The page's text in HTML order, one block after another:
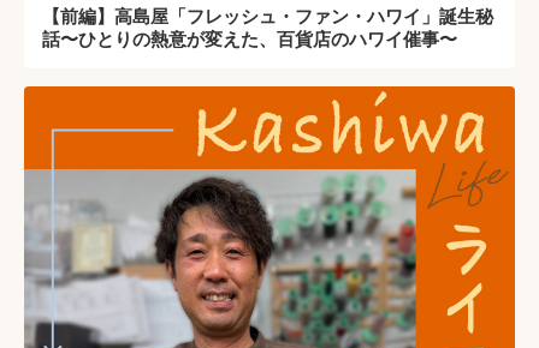
【前編】高島屋「フレッシュ・ファン・ハワイ」誕生秘
話〜ひとりの熱意が変えた、百貨店のハワイ催事〜